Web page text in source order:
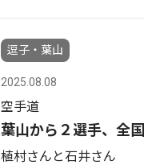
逗子・葉山
2025.08.08
空手道
葉山から２選手、全
植村さんと石井さん